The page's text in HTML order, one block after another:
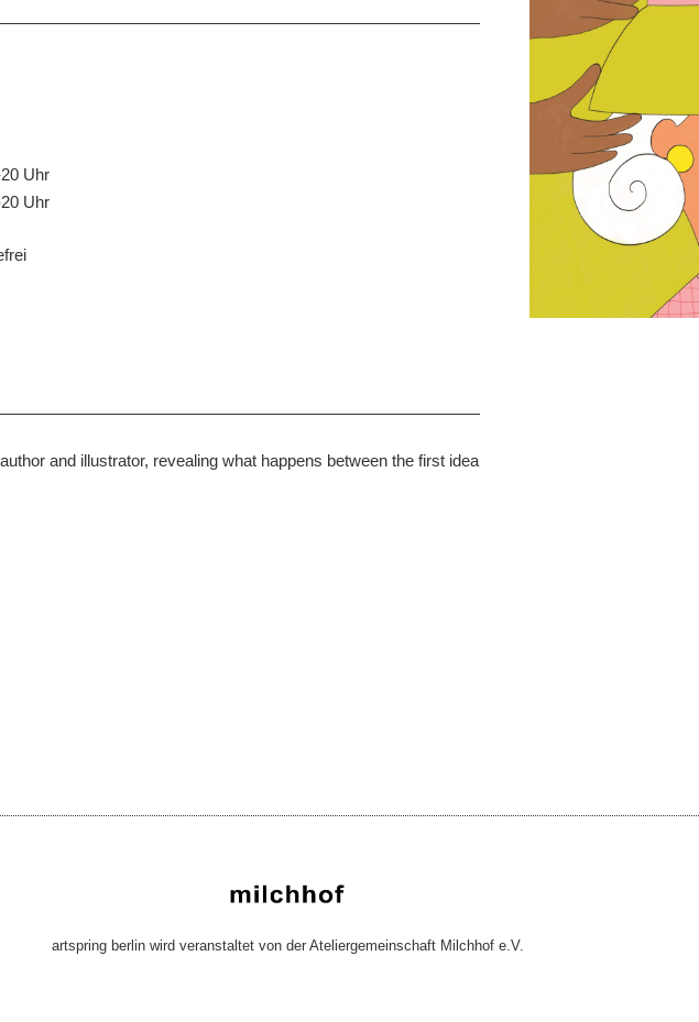
Uhr
Uhr
and illustrator, revealing what happens between the first idea
artspring berlin wird veranstaltet von der Ateliergemeinschaft Milchhof e.V.